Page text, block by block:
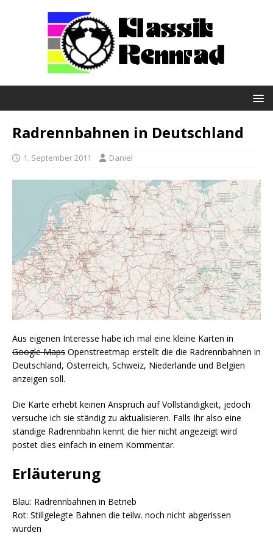
Radrennbahnen in Deutschland
1. September 2011 Daniel
Aus eigenen Interesse habe ich mal eine kleine Karten in
Google Maps Openstreetmap erstellt die die Radrennbahnen in
Deutschland, Österreich, Schweiz, Niederlande und Belgien
anzeigen soll.
Die Karte erhebt keinen Anspruch auf Vollständigkeit, jedoch
versuche ich sie ständig zu aktualisieren. Falls Ihr also eine
ständige Radrennbahn kennt die hier nicht angezeigt wird
postet dies einfach in einem Kommentar.
Erläuterung
Blau: Radrennbahnen in Betrieb
Rot: Stillgelegte Bahnen die teilw. noch nicht abgerissen
wurden